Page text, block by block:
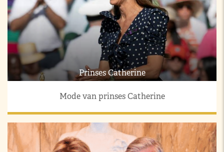
Prinses Catherine
Mode van prinses Catherine